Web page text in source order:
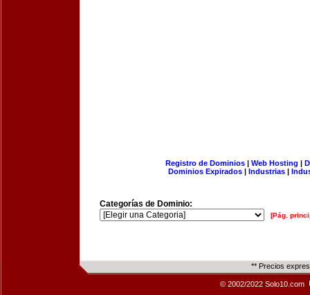
Registro de Dominios| Web Hosting |
Dominios Expirados | Industrias |
Categorías de Dominio:
[Pág.
** Precios
© 2002/2022 Solo10.com